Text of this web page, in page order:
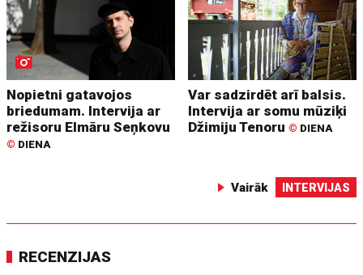
Nopietni gatavojos
briedumam. Intervija ar
režisoru Elmāru Seņkovu
© DIENA
Var sadzirdēt arī balsis.
Intervija ar somu mūziķi
Džimiju Tenoru © DIENA
Vairāk INTERVIJAS
RECENZIJAS